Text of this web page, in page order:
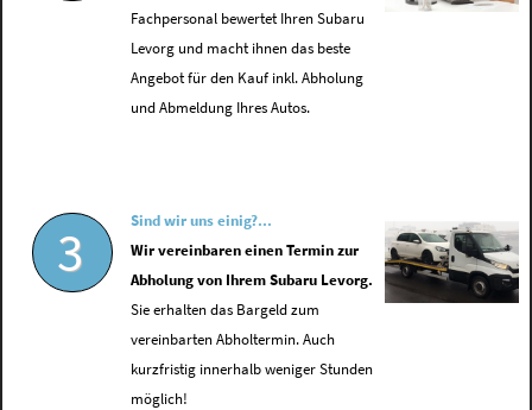
Fachpersonal bewertet Ihren Subaru
Levorg und macht ihnen das beste
Angebot für den Kauf inkl. Abholung
und Abmeldung Ihres Autos.
3
Sind wir uns einig?...
Wir vereinbaren einen Termin zur
Abholung von Ihrem Subaru Levorg.
Sie erhalten das Bargeld zum
vereinbarten Abholtermin. Auch
kurzfristig innerhalb weniger Stunden
möglich!